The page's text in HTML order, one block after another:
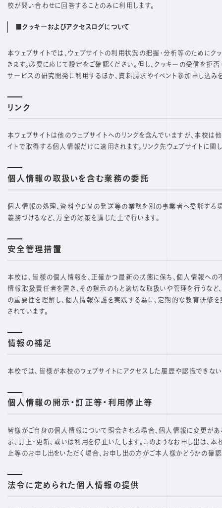
校が問い合わせに回答することのみに利用します。
■クッキーおよびアクセスログについて
本ウェブサイトでは、ウェブサイトの利用状況の把握・分析等のために
きます。必要に応じて設定をご確認ください。但し、クッキーの受信を拒
サービスの研究開発に利用するほか、資料請求やイベント参加申し込
リンク
本ウェブサイトは他のウェブサイトへのリンクを含んでいますが、本校
イトで取得する個人情報だけに適用されます。リンク先ウェブサイトに関
個人情報の取扱いを含む業務の委託
個人情報の処理、資料やＤＭの発送等の業務を別の事業者へ委託する
義務づけるなど、万全の対策を講じた上で行います。
安全管理措置
本校は､皆様の個人情報を、正確かつ最新の状態に保ち、個人情報への
情報取扱責任者を置き、その指示のもと適切な取扱いや管理を行うな
の重要性を理解し、個人情報保護を実践する為に、定期的な教育研修
されています。
情報の補足
本校では､皆様が本校のウェブサイトにアクセスした履歴や認識できな
個人情報の開示・訂正等・利用停止等
皆様がご自身の個人情報について照会される場合、個人情報に変更が
示、訂正・更新､或いは利用を停止いたします。このようなお申し出は､
止等のお申し出をいただく場合、お申し出の方がご本人様かどうかの確認
法令に定められた個人情報の提供